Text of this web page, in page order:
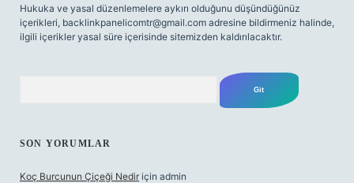
Hukuka ve yasal düzenlemelere aykırı olduğunu düşündüğünüz
içerikleri, backlinkpanelicomtr@gmail.com adresine bildirmeniz halinde,
ilgili içerikler yasal süre içerisinde sitemizden kaldırılacaktır.
SON YORUMLAR
Koç Burcunun Çiçeği Nedir için admin